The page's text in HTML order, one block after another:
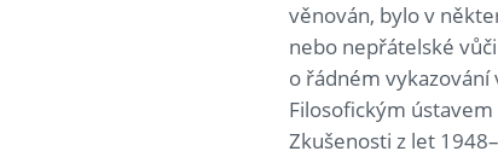
věnován, bylo v
nebo nepřátelské
o řádném
Filosofickým
Zkušenosti z let